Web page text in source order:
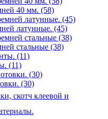
40 мм. (58)
латунные. (45)
стальные (38)
(11)
(30)
скотч клеевой и